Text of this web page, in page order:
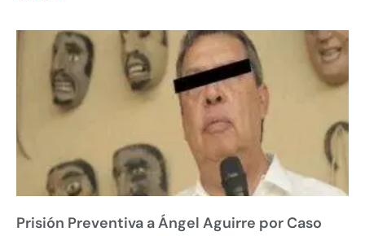
Prisión Preventiva a Ángel Aguirre por Caso